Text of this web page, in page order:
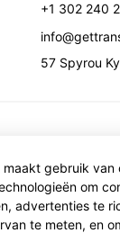
+1 302 240
57 Spyrou
maakt gebruik van
om
advertenties te
te meten, en